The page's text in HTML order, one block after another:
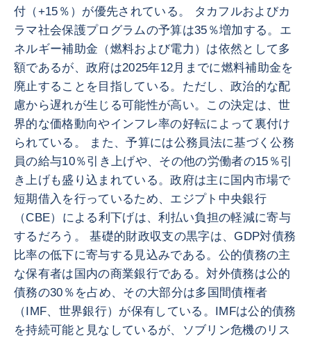
付（+15％）が優先されている。 タカフルおよびカ
ラマ社会保護プログラムの予算は35％増加する。エ
ネルギー補助金（燃料および電力）は依然として多
額であるが、政府は2025年12月までに燃料補助金を
廃止することを目指している。ただし、政治的な配
慮から遅れが生じる可能性が高い。この決定は、世
界的な価格動向やインフレ率の好転によって裏付け
られている。 また、予算には公務員法に基づく公務
員の給与10％引き上げや、その他の労働者の15％引
き上げも盛り込まれている。政府は主に国内市場で
短期借入を行っているため、エジプト中央銀行
（CBE）による利下げは、利払い負担の軽減に寄与
するだろう。 基礎的財政収支の黒字は、GDP対債務
比率の低下に寄与する見込みである。公的債務の主
な保有者は国内の商業銀行である。対外債務は公的
債務の30％を占め、その大部分は多国間債権者
（IMF、世界銀行）が保有している。IMFは公的債務
を持続可能と見なしているが、ソブリン危機のリス